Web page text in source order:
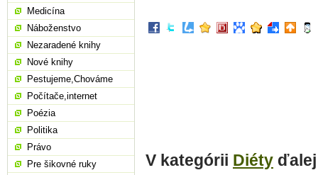
V kategórii Diéty
Medicína
Náboženstvo
Nezaradené knihy
Nové knihy
Pestujeme,Chováme
Počítače,internet
Poézia
Politika
Právo
Pre šikovné ruky